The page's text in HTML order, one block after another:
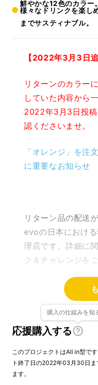
鮮やかな12色のカラー。
様々なドリンクを楽し
までサスティナブル。
【2022年3月3日追
リターンのカラー
していた内容から
2022年3月3日投
認くださいませ。
「オレンジ」を注
に重要なお知らせ
リターン品の配送
evoの日本におけ
理店です。詳細に
ク＆チャレンジを
応援購入する
購入の仕組みを知
このプロジェクトはAll in型で
ト終了日の2022年03月30日
ます。